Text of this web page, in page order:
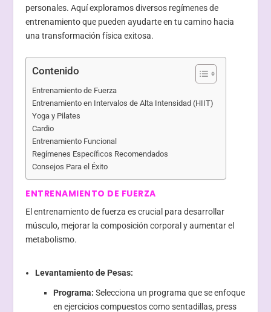
personales. Aquí exploramos diversos regímenes de
entrenamiento que pueden ayudarte en tu camino hacia
una transformación física exitosa.
Contenido
Entrenamiento de Fuerza
Entrenamiento en Intervalos de Alta Intensidad (HIIT)
Yoga y Pilates
Cardio
Entrenamiento Funcional
Regímenes Específicos Recomendados
Consejos Para el Éxito
ENTRENAMIENTO DE FUERZA
El entrenamiento de fuerza es crucial para desarrollar
músculo, mejorar la composición corporal y aumentar el
metabolismo.
Levantamiento de Pesas:
Programa: Selecciona un programa que se enfoque
en ejercicios compuestos como sentadillas, press